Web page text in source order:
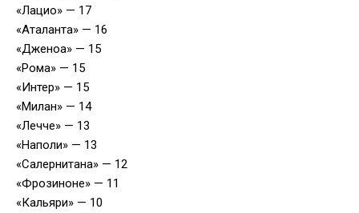
«Лацио» — 17
«Аталанта» — 16
«Дженоа» — 15
«Рома» — 15
«Интер» — 15
«Милан» — 14
«Лечче» — 13
«Наполи» — 13
«Салернитана» — 12
«Фрозиноне» — 11
«Кальяри» — 10